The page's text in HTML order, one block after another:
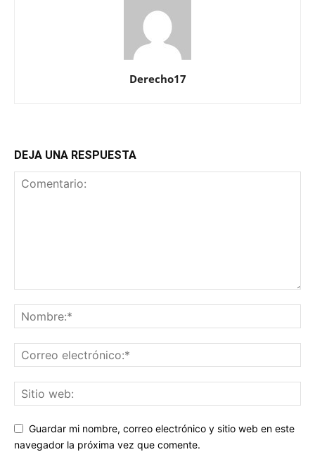
Derecho17
DEJA UNA RESPUESTA
Guardar mi nombre, correo electrónico y sitio web en este
navegador la próxima vez que comente.